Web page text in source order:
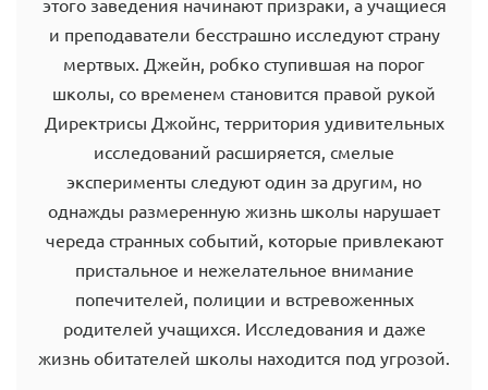
этого заведения начинают призраки, а учащиеся
и преподаватели бесстрашно исследуют страну
мертвых. Джейн, робко ступившая на порог
школы, со временем становится правой рукой
Директрисы Джойнс, территория удивительных
исследований расширяется, смелые
эксперименты следуют один за другим, но
однажды размеренную жизнь школы нарушает
череда странных событий, которые привлекают
пристальное и нежелательное внимание
попечителей, полиции и встревоженных
родителей учащихся. Исследования и даже
жизнь обитателей школы находится под угрозой.